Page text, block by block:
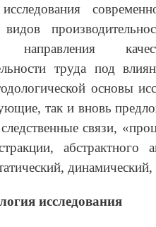
видов
направления
труда под
основы
так и вновь
связи,
абстрактного
исследования